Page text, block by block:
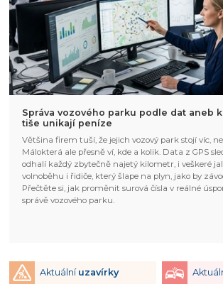
Správa vozového parku podle dat aneb
tiše unikají peníze
Většina firem tuší, že jejich vozový park stojí víc,
Málokterá ale přesně ví, kde a kolik. Data z GPS
odhalí každý zbytečně najetý kilometr, i veškeré
volnoběhu i řidiče, který šlape na plyn, jako by
Přečtěte si, jak proměnit surová čísla v reálné
správě vozového parku.
Aktuální uzavírky